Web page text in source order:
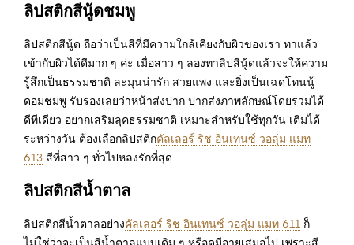
ลิปสติกสีนู้ดชมพู
ลิปสติกสีนู้ด ถือว่าเป็นสีที่มีความใกล้เคียงกับผิวของเรา ทาแล้ว
เข้ากับผิวได้ดีมาก ๆ ค่ะ เมื่อสาว ๆ ลองทาลิปสีนู้ดแล้วจะให้ความ
รู้สึกเป็นธรรมชาติ ละมุนน่ารัก สวยแพง และยิ่งเป็นเฉดโทนนู้
ดอมชมพู รับรองเลยว่าหน้าส่งปาก ปากส่งภาพลักษณ์โดยรวมได้
ดีทีเดียว อยากเสริมลุคธรรมชาติ เหมาะสำหรับใช้ทุกวัน เติมได้
ระหว่างวัน ต้องเลือกลิปสติกคัลเลอร์ ริช อินเทนซ์ วอลุ่ม แมท
613 สีที่สาว ๆ ทั่วไปหลงรักที่สุด
ลิปสติกสีน้ำตาล
ลิปสติกสีน้ำตาลอย่างคัลเลอร์ ริช อินเทนซ์ วอลุ่ม แมท 611 ก็